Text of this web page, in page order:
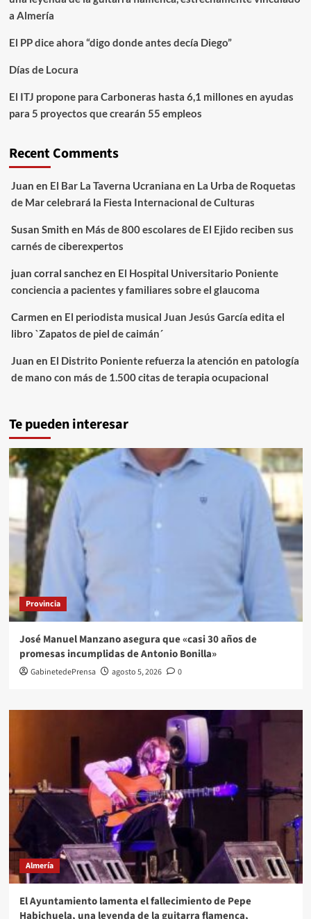
a Almería
El PP dice ahora “digo donde antes decía Diego”
Días de Locura
El ITJ propone para Carboneras hasta 6,1 millones en ayudas
para 5 proyectos que crearán 55 empleos
Recent Comments
Juan en El Bar La Taverna Ucraniana en La Urba de Roquetas
de Mar celebrará la Fiesta Internacional de Culturas
Susan Smith en Más de 800 escolares de El Ejido reciben sus
carnés de ciberexpertos
juan corral sanchezen El Hospital Universitario Poniente
conciencia a pacientes y familiares sobre el glaucoma
Carmen en El periodista musical Juan Jesús García edita el
libro `Zapatos de piel de caimán´
Juan en El Distrito Poniente refuerza la atención en patología
de mano con más de 1.500 citas de terapia ocupacional
Te pueden interesar
Provincia
José Manuel Manzano asegura que «casi 30 años de
promesas incumplidas de Antonio Bonilla»
GabinetedePrensa agosto 5, 2026 0
Almería
El Ayuntamiento lamenta el fallecimiento de Pepe
Habichuela, una leyenda de la guitarra flamenca,